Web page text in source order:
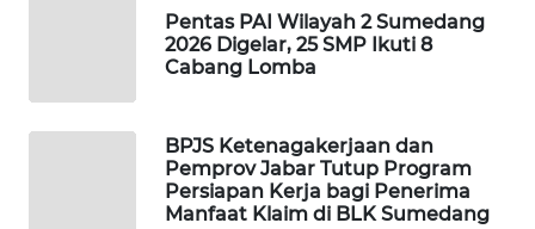
Pentas PAI Wilayah 2 Sumedang
2026 Digelar, 25 SMP Ikuti 8
Cabang Lomba
BPJS Ketenagakerjaan dan
Pemprov Jabar Tutup Program
Persiapan Kerja bagi Penerima
Manfaat Klaim di BLK Sumedang